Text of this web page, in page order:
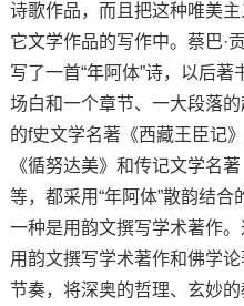
诗歌作品，而且把这种唯美
它文学作品的写作中。蔡巴·
写了一首“年阿体”诗，以后著
场白和一个章节、一大段落
的f史文学名著《西藏王臣记
《循努达美》和传记文学名
等，都采用“年阿体”散韵结合
一种是用韵文撰写学术著作
用韵文撰写学术著作和佛学
节奏，将深奥的哲理、玄妙